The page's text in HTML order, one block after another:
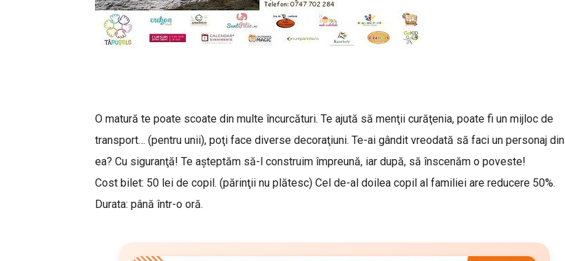
O matură te poate scoate din multe încurcături. Te ajută să menţii curăţenia, poate fi un mijloc de
transport… (pentru unii), poţi face diverse decoraţiuni. Te-ai gândit vreodată să faci un personaj din
ea? Cu siguranţă! Te aşteptăm să-l construim împreună, iar după, să înscenăm o poveste!
Cost bilet: 50 lei de copil. (părinţii nu plătesc) Cel de-al doilea copil al familiei are reducere 50%.
Durata: până într-o oră.